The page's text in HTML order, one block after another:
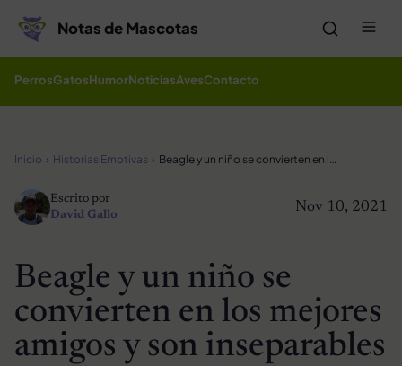
Notas de Mascotas
PerrosGatosHumorNoticiasAvesContacto
Inicio Historias Emotivas Beagle y un niño se convierten en los mejores amigos y son inseparables
Nov 10, 2021
Escrito por
David Gallo
Beagle y un niño se
convierten en los mejores
amigos y son inseparables